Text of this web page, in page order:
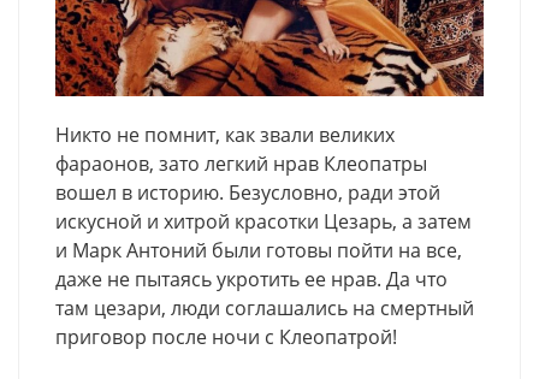
Никто не помнит, как звали великих
фараонов, зато легкий нрав Клеопатры
вошел в историю. Безусловно, ради этой
искусной и хитрой красотки Цезарь, а затем
и Марк Антоний были готовы пойти на все,
даже не пытаясь укротить ее нрав. Да что
там цезари, люди соглашались на смертный
приговор после ночи с Клеопатрой!